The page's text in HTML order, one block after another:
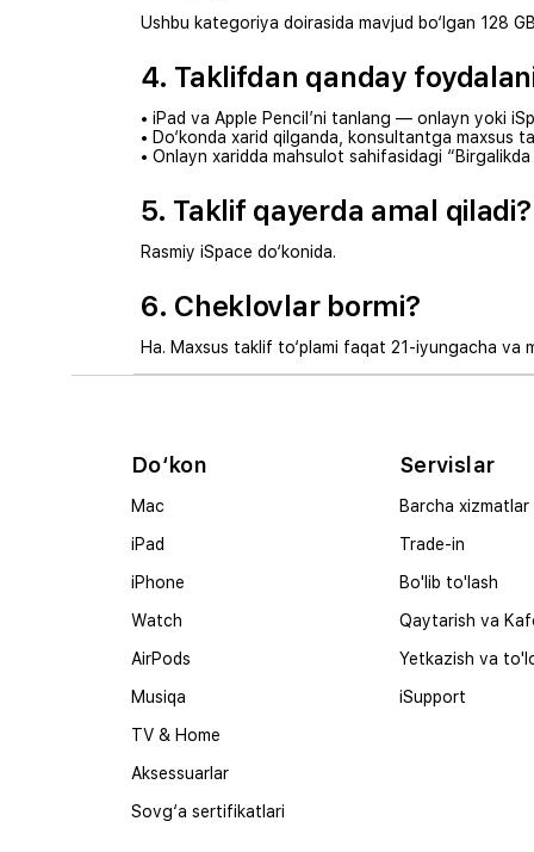
Ushbu kategoriya doirasida mavjud bo‘lgan 128
4. Taklifdan qanday
• iPad va Apple Pencil’ni tanlang — onlayn yoki
• Do‘konda xarid qilganda, konsultantga maxsus
• Onlayn xaridda mahsulot sahifasidagi
5. Taklif qayerda amal qiladi?
Rasmiy iSpace do‘konida.
6. Cheklovlar bormi?
Ha. Maxsus taklif to‘plami faqat 21-iyungacha va
Do‘kon
Mac
iPad
iPhone
Watch
AirPods
Musiqa
TV & Home
Aksessuarlar
Sovg‘a sertifikatlari
Servislar
Barcha xizmatlar
Trade-in
Bo'lib to'lash
Qaytarish va
Yetkazish va
iSupport